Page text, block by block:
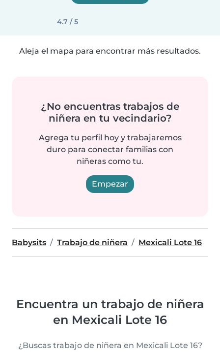
4.7 / 5
Aleja el mapa para encontrar más resultados.
¿No encuentras trabajos de
niñera en tu vecindario?
Agrega tu perfil hoy y trabajaremos
duro para conectar familias con
niñeras como tu.
Empezar
Babysits Trabajo de niñera Mexicali Lote 16
Encuentra un trabajo de niñera
en Mexicali Lote 16
¿Buscas trabajo de niñera en Mexicali Lote 16?